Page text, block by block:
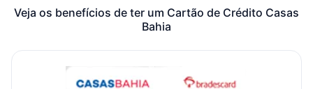
Veja os benefícios de ter um Cartão de Crédito Casas
Bahia